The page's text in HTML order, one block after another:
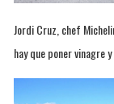
Jordi Cruz, chef
hay que poner vinagre